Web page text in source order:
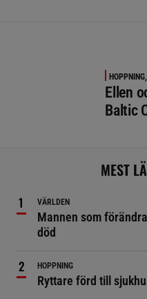
Ellen
Baltic
MEST
VÄRLDEN
Mannen som
död
HOPPNING
Ryttare förd till